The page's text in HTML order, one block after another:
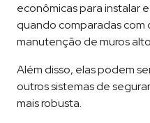
econômicas para instalar
quando comparadas
manutenção de muros
Além disso, elas podem
outros sistemas de
mais robusta.